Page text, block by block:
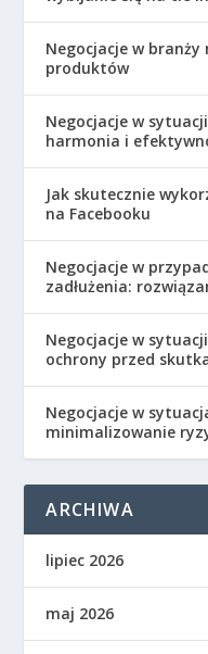
Negocjacje w
produktów
Negocjacje w
harmonia i
Jak skutecznie
na Facebooku
Negocjacje w
zadłużenia:
Negocjacje w
ochrony przed
Negocjacje w
minimalizowanie
ARCHIWA
lipiec 2026
maj 2026